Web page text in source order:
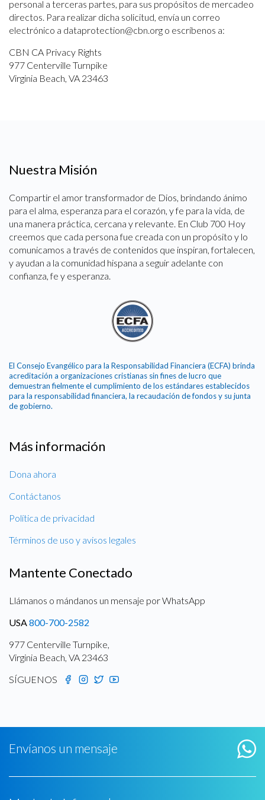
personal a terceras partes, para sus propósitos de mercadeo
directos. Para realizar dicha solicitud, envía un correo
electrónico a dataprotection@cbn.org o escríbenos a:
CBN CA Privacy Rights
977 Centerville Turnpike
Virginia Beach, VA 23463
Nuestra Misión
Compartir el amor transformador de Dios, brindando ánimo
para el alma, esperanza para el corazón, y fe para la vida, de
una manera práctica, cercana y relevante. En Club 700 Hoy
creemos que cada persona fue creada con un propósito y lo
comunicamos a través de contenidos que inspiran, fortalecen,
y ayudan a la comunidad hispana a seguir adelante con
confianza, fe y esperanza.
El Consejo Evangélico para la Responsabilidad Financiera (ECFA) brinda
acreditación a organizaciones cristianas sin fines de lucro que
demuestran fielmente el cumplimiento de los estándares establecidos
para la responsabilidad financiera, la recaudación de fondos y su junta
de gobierno.
Más información
Dona ahora
Contáctanos
Política de privacidad
Términos de uso y avisos legales
Mantente Conectado
Llámanos o mándanos un mensaje por WhatsApp
USA800-700-2582
977 Centerville Turnpike,
Virginia Beach, VA 23463
SÍGUENOS
Envíanos un mensaje